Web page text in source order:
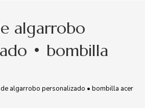
algarrobo
• bombilla
algarrobo personalizado • bombilla acero